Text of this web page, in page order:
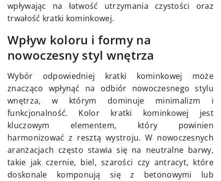
wpływając na łatwość utrzymania czystości oraz
trwałość kratki kominkowej.
Wpływ koloru i formy na
nowoczesny styl wnętrza
Wybór odpowiedniej kratki kominkowej może
znacząco wpłynąć na odbiór nowoczesnego stylu
wnętrza, w którym dominuje minimalizm i
funkcjonalność. Kolor kratki kominkowej jest
kluczowym elementem, który powinien
harmonizować z resztą wystroju. W nowoczesnych
aranżacjach często stawia się na neutralne barwy,
takie jak czernie, biel, szarości czy antracyt, które
doskonale komponują się z betonowymi lub